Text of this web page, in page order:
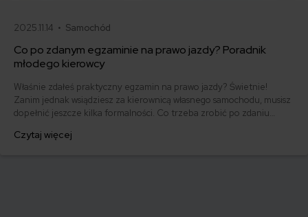
2025.11.14 • Samochód
Co po zdanym egzaminie na prawo jazdy? Poradnik
młodego kierowcy
Właśnie zdałeś praktyczny egzamin na prawo jazdy? Świetnie!
Zanim jednak wsiądziesz za kierownicą własnego samochodu, musisz
dopełnić jeszcze kilka formalności. Co trzeba zrobić po zdaniu
którym szybko załatwisz sprawy urzędowe i będziesz mógł prowadzić
Czytaj więcej